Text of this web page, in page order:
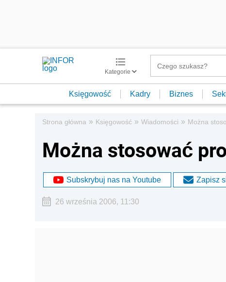
Kategorie
Księgowość Kadry Biznes
Strona główna » Księgowość » Wiadomości » Można
Można stosować
Subskrybuj nas na Youtube Zapisz
26 września 2006, 11:30